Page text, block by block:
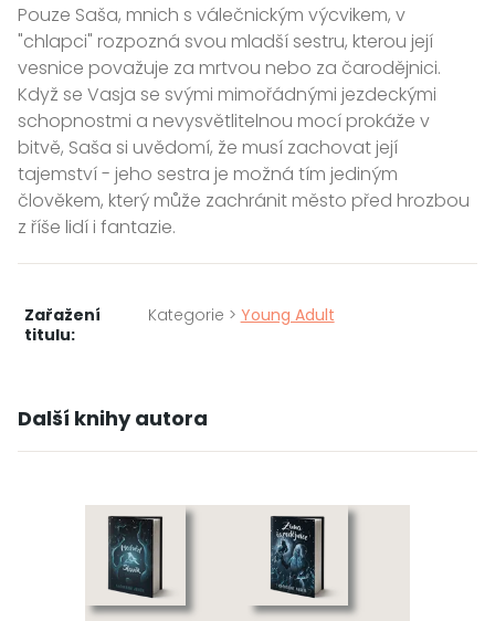
Pouze Saša, mnich s válečnickým výcvikem, v
"chlapci" rozpozná svou mladší sestru, kterou její
vesnice považuje za mrtvou nebo za čarodějnici.
Když se Vasja se svými mimořádnými jezdeckými
schopnostmi a nevysvětlitelnou mocí prokáže v
bitvě, Saša si uvědomí, že musí zachovat její
tajemství - jeho sestra je možná tím jediným
člověkem, který může zachránit město před hrozbou
z říše lidí i fantazie.
Zařažení
titulu:
Kategorie > Young Adult
Další knihy autora